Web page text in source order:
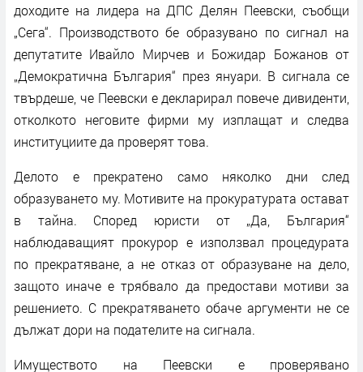
доходите на лидера на ДПС Делян Пеевски, съобщи
„Сега“. Производството бе образувано по сигнал на
депутатите Ивайло Мирчев и Божидар Божанов от
„Демократична България“ през януари. В сигнала се
твърдеше, че Пеевски е декларирал повече дивиденти,
отколкото неговите фирми му изплащат и следва
институциите да проверят това.
Делото е прекратено само няколко дни след
образуването му. Мотивите на прокуратурата остават
в тайна. Според юристи от „Да, България“
наблюдаващият прокурор е използвал процедурата
по прекратяване, а не отказ от образуване на дело,
защото иначе е трябвало да предостави мотиви за
решението. С прекратяването обаче аргументи не се
дължат дори на подателите на сигнала.
Имуществото на Пеевски е проверявано